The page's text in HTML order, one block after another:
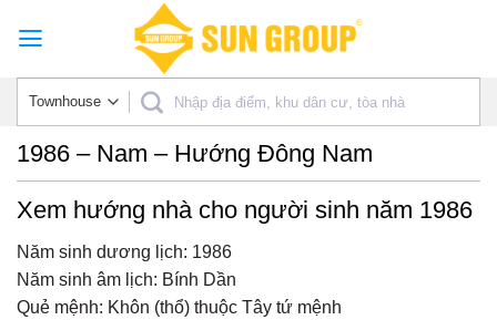
1986 – Nam – Hướng Đông Nam
Xem hướng nhà cho người sinh năm 1986
Năm sinh dương lịch: 1986
Năm sinh âm lịch: Bính Dần
Quẻ mệnh: Khôn (thổ) thuộc Tây tứ mệnh